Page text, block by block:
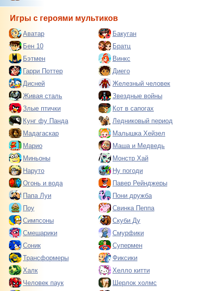
Игры с героями мультиков
Аватар
Бакуган
Бен 10
Братц
Бэтмен
Винкс
Гарри Поттер
Диего
Дисней
Железный человек
Живая сталь
Звездные войны
Злые птички
Кот в сапогах
Кунг фу Панда
Ледниковый период
Мадагаскар
Малышка Хейзел
Марио
Маша и Медведь
Миньоны
Монстр Хай
Наруто
Ну погоди
Огонь и вода
Павер Рейнджеры
Папа Луи
Пони дружба
Поу
Свинка Пеппа
Симпсоны
Скуби Ду
Смешарики
Смурфики
Соник
Супермен
Трансформеры
Фиксики
Халк
Хелло китти
Человек паук
Шерлок холмс